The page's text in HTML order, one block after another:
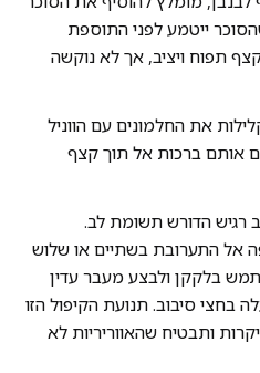
ייטמע לפני התוספת
תפוח ויציב, אך לא נוקשה
את החלמונים עם הווניל
אותם ברכות אל תוך קצף
רגיש הדורש תשומת לב.
אל התערובת בשתיים או שלוש
בלקקן ולבצע מעבר עדין
סיבוב. תנועת הקיפול הזו
ותבטיח שהאווריריות לא